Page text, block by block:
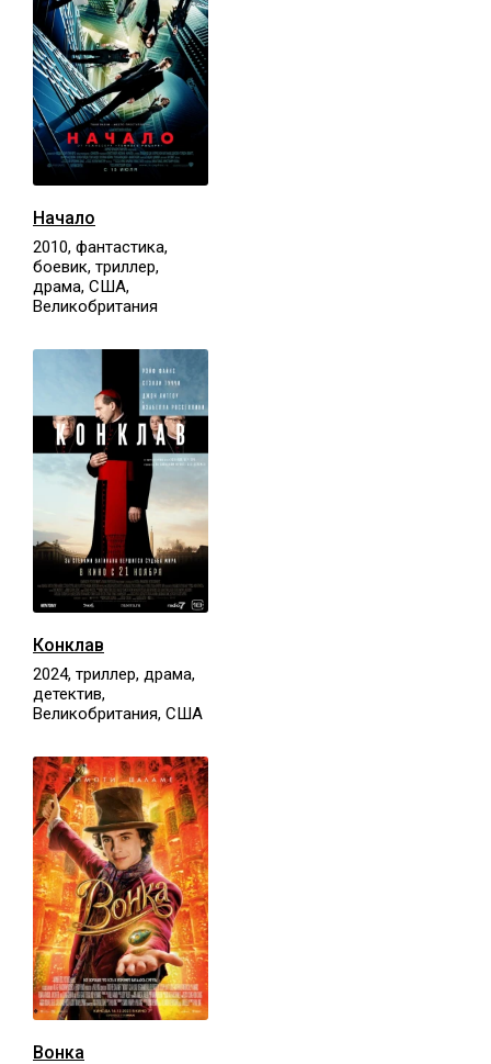
Начало
2010, фантастика,
боевик, триллер,
драма, США,
Великобритания
Конклав
2024, триллер, драма,
детектив,
Великобритания, США
Вонка